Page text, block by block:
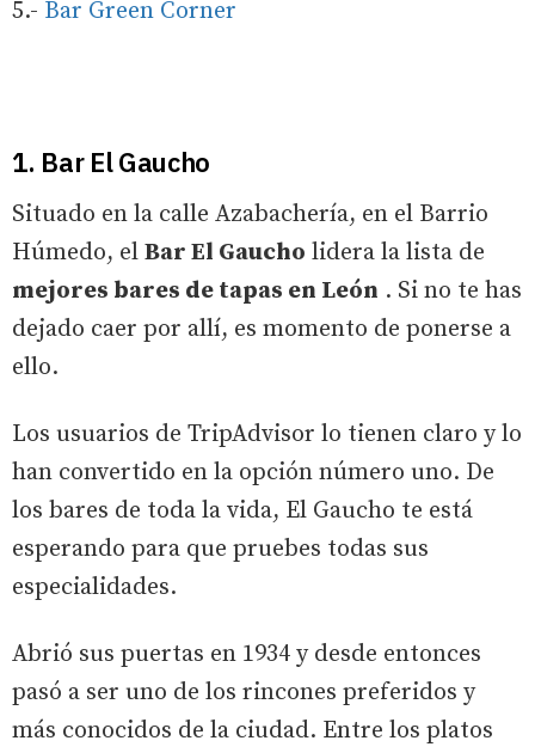
5.- Bar Green Corner
1. Bar El Gaucho
Situado en la calle Azabachería, en el Barrio
Húmedo, el Bar El Gaucho lidera la lista de
mejores bares de tapas en León . Si no te has
dejado caer por allí, es momento de ponerse a
ello.
Los usuarios de TripAdvisor lo tienen claro y lo
han convertido en la opción número uno. De
los bares de toda la vida, El Gaucho te está
esperando para que pruebes todas sus
especialidades.
Abrió sus puertas en 1934 y desde entonces
pasó a ser uno de los rincones preferidos y
más conocidos de la ciudad. Entre los platos